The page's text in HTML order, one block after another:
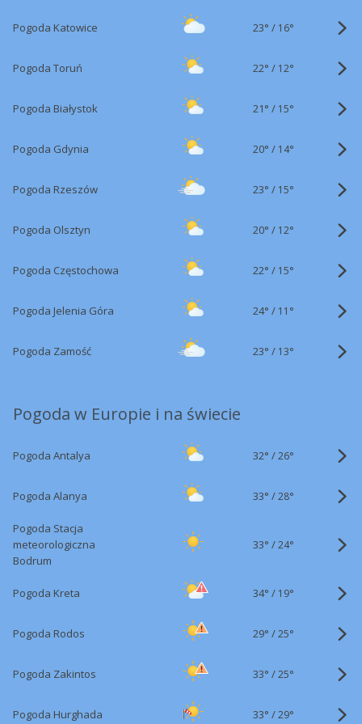
Pogoda Katowice 23° / 16°
Pogoda Toruń 22° / 12°
Pogoda Białystok 21° / 15°
Pogoda Gdynia 20° / 14°
Pogoda Rzeszów 23° / 15°
Pogoda Olsztyn 20° / 12°
Pogoda Częstochowa 22° / 15°
Pogoda Jelenia Góra 24° / 11°
Pogoda Zamość 23° / 13°
Pogoda w Europie i na świecie
Pogoda Antalya 32° /26°
Pogoda Alanya 33° /28°
Pogoda Stacja
meteorologiczna
Bodrum
33° /24°
Pogoda Kreta 34° / 19°
Pogoda Rodos 29° /25°
Pogoda Zakintos 33° /25°
Pogoda Hurghada 33° /29°